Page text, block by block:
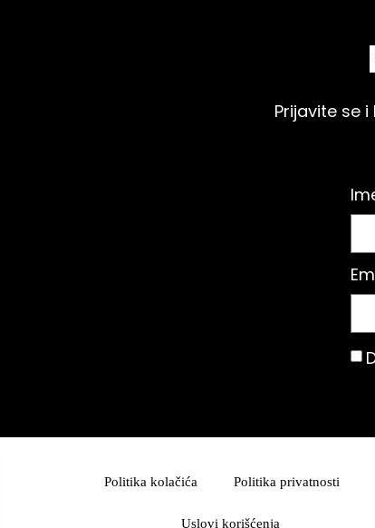
Prijavite se
Politika kolačića Politika privatnosti
Uslovi korišćenja